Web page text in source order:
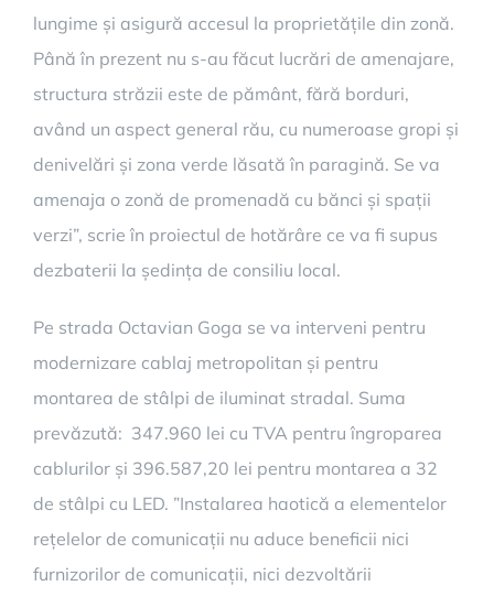
lungime și asigură accesul la proprietățile din zonă.
Până în prezent nu s-au făcut lucrări de amenajare,
structura străzii este de pământ, fără borduri,
având un aspect general rău, cu numeroase gropi și
denivelări și zona verde lăsată în paragină. Se va
amenaja o zonă de promenadă cu bănci și spații
verzi”, scrie în proiectul de hotărâre ce va fi supus
dezbaterii la ședința de consiliu local.
Pe strada Octavian Goga se va interveni pentru
modernizare cablaj metropolitan și pentru
montarea de stâlpi de iluminat stradal. Suma
prevăzută: 347.960 lei cu TVA pentru îngroparea
cablurilor și 396.587,20 lei pentru montarea a 32
de stâlpi cu LED. ”Instalarea haotică a elementelor
rețelelor de comunicații nu aduce beneficii nici
furnizorilor de comunicații, nici dezvoltării